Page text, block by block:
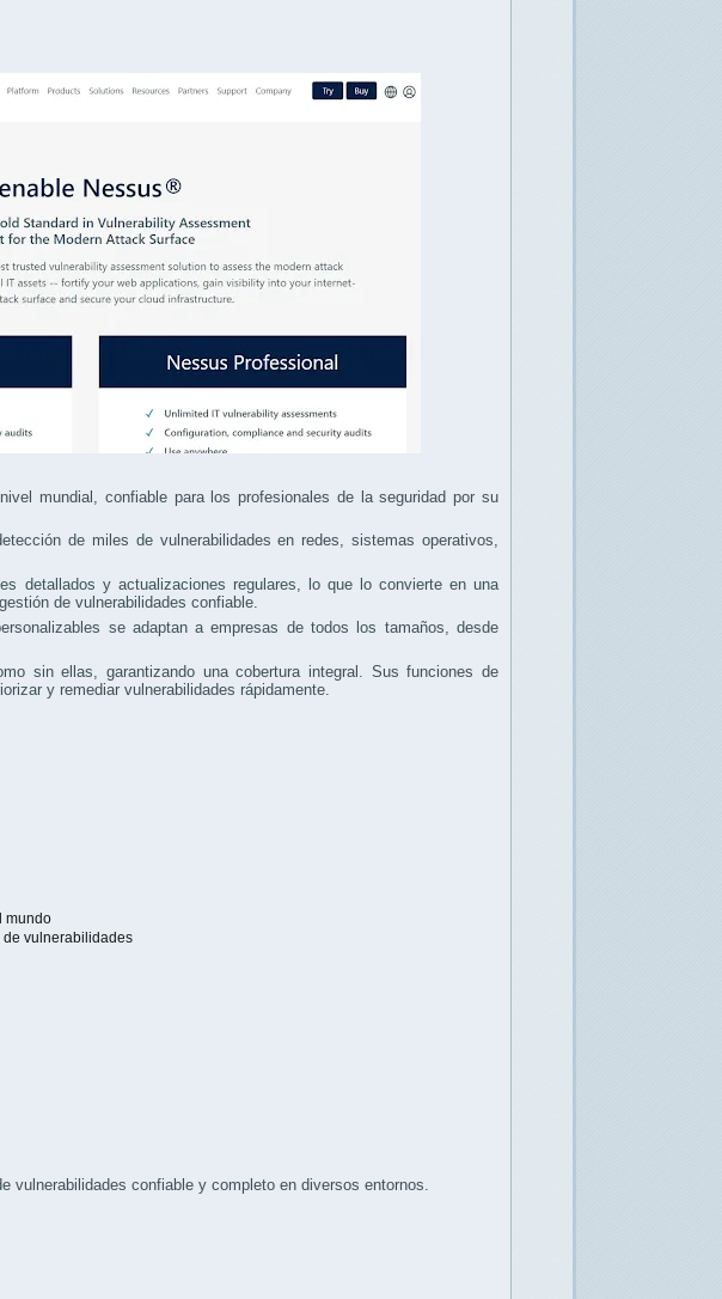
mundial, confiable para los profesionales de la seguridad por su
de miles de vulnerabilidades en redes, sistemas operativos,
detallados y actualizaciones regulares, lo que lo convierte en una
de vulnerabilidades confiable.
se adaptan a empresas de todos los tamaños, desde
sin ellas, garantizando una cobertura integral. Sus funciones de
y remediar vulnerabilidades rápidamente.
mundo
vulnerabilidades
vulnerabilidades confiable y completo en diversos entornos.